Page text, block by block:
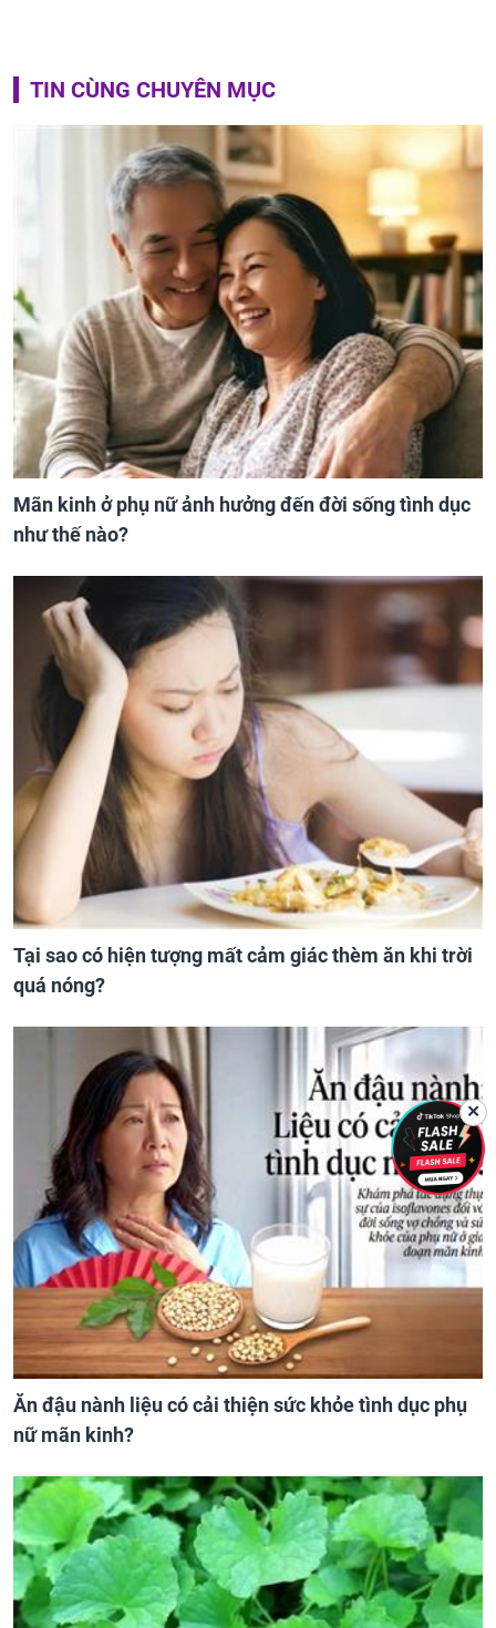
TIN CÙNG CHUYÊN MỤC
Mãn kinh ở phụ nữ ảnh hưởng đến đời sống tình dục
như thế nào?
Tại sao có hiện tượng mất cảm giác thèm ăn khi trời
quá nóng?
Ăn đậu nành liệu có cải thiện sức khỏe tình dục phụ
nữ mãn kinh?
✕